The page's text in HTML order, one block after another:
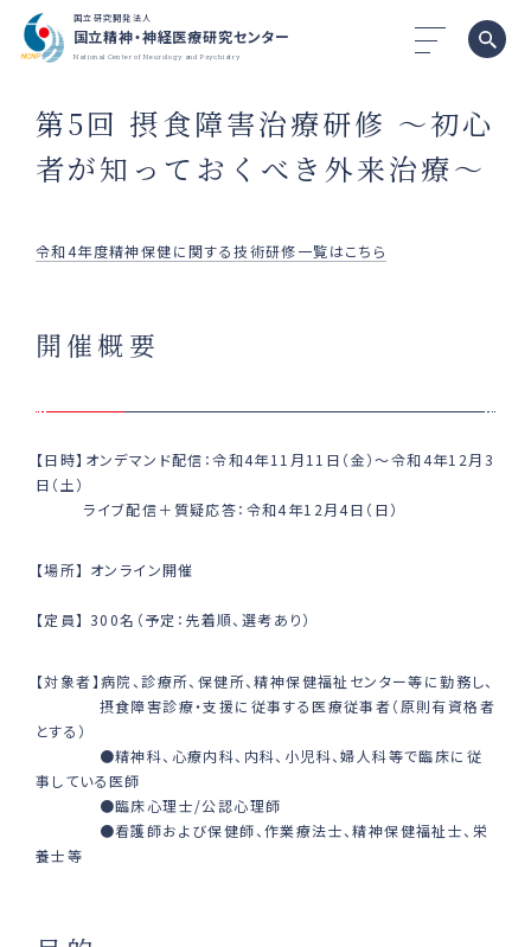
国立研究開発法人
国立精神・神経医療研究センター
National Center of Neurology and Psychiatry
第5回 摂食障害治療研修 ～初心
者が知っておくべき外来治療～
令和4年度精神保健に関する技術研修一覧はこちら
開催概要
【日時】オンデマンド配信：令和4年11月11日（金）～令和4年12月3
日（土）
ライブ配信＋質疑応答：令和4年12月4日（日）
【場所】 オンライン開催
【定員】 300名（予定：先着順、選考あり）
【対象者】病院、診療所、保健所、精神保健福祉センター等に勤務し、
摂食障害診療・支援に従事する医療従事者（原則有資格者
とする）
●精神科、心療内科、内科、小児科、婦人科等で臨床に従
事している医師
●臨床心理士/公認心理師
●看護師および保健師、作業療法士、精神保健福祉士、栄
養士等